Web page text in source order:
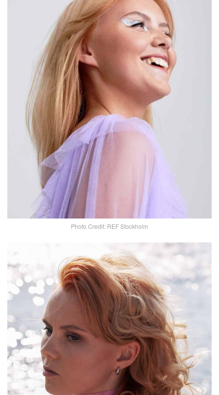
Photo Credit: REF Stockholm